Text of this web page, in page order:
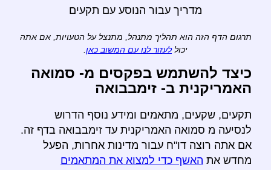
מדריך עבור הנוסע עם תקעים
תרגום הדף הזה הוא תהליך מתנהל, מתנצל על הטעויות, אם אתה
יכוללעזור לנו עם המשוב כאן
כיצד להשתמש בפקסים מ- סמואה
האמריקנית ב- זימבבואה
תקעים, שקעים, מתאמים ומידע נוסף הדרוש
לנסיעה מ סמואה האמריקנית עד זימבבואה בדף זה.
אם אתה רוצה דו"ח עבור מדינות אחרות, הפעל
מחדש את האשף כדי למצוא את המתאמים